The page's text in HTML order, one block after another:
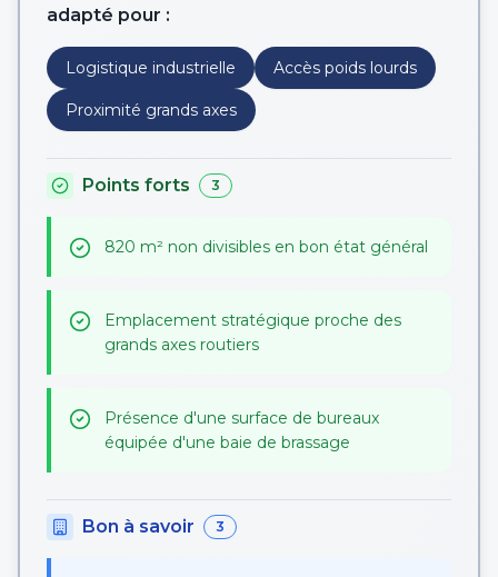
adapté pour :
Logistique industrielle Accès poids lourds
Proximité grands axes
Points forts 3
820 m² non divisibles en bon état général
Emplacement stratégique proche des
grands axes routiers
Présence d'une surface de bureaux
équipée d'une baie de brassage
Bon à savoir 3